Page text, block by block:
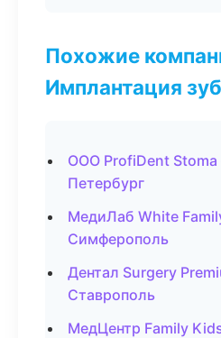
Похожие
Имплантация
ООО ProfiDent
Петербург
МедиЛаб White
Симферополь
Дентал Surgery
Ставрополь
МедЦентр Family